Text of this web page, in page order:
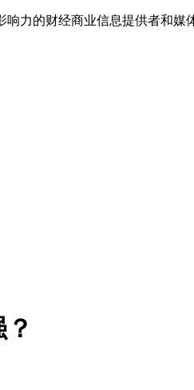
力的财经商业信息提供者和